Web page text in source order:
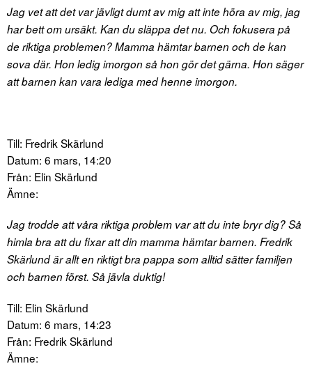
Jag vet att det var jävligt dumt av mig att inte höra av mig, jag
har bett om ursäkt. Kan du släppa det nu. Och fokusera på
de riktiga problemen? Mamma hämtar barnen och de kan
sova där. Hon ledig imorgon så hon gör det gärna. Hon säger
att barnen kan vara lediga med henne imorgon.
Till: Fredrik Skärlund
Datum: 6 mars, 14:20
Från: Elin Skärlund
Ämne:
Jag trodde att våra riktiga problem var att du inte bryr dig? Så
himla bra att du fixar att din mamma hämtar barnen. Fredrik
Skärlund är allt en riktigt bra pappa som alltid sätter familjen
och barnen först. Så jävla duktig!
Till: Elin Skärlund
Datum: 6 mars, 14:23
Från: Fredrik Skärlund
Ämne: